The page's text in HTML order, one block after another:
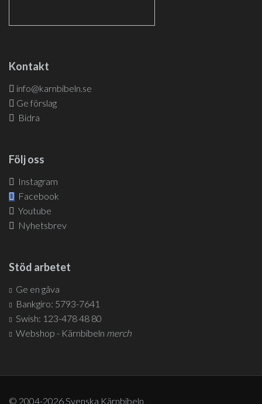
Kontakt
info@karnbibeln.se
Ge förslag
Bidra
Följ oss
Instagram
Facebook
Youtube
Nyhetsbrev
Stöd arbetet
Ge en gåva
Bankgiro: 5793-7641
Swish: 123-478 48 80
Webshop - Kärnbibeln merch
© 2004-2026 Svenska Kärnbibeln